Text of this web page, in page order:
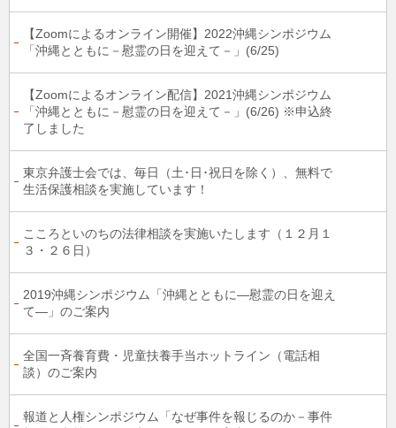
【Zoomによるオンライン開催】2022沖縄シンポジウム
「沖縄とともに－慰霊の日を迎えて－」(6/25)
【Zoomによるオンライン配信】2021沖縄シンポジウム
「沖縄とともに－慰霊の日を迎えて－」(6/26) ※申込終
了しました
東京弁護士会では、毎日（土･日･祝日を除く）、無料で
生活保護相談を実施しています！
こころといのちの法律相談を実施いたします（１２月１
３・２６日）
2019沖縄シンポジウム「沖縄とともに―慰霊の日を迎え
て―」のご案内
全国一斉養育費・児童扶養手当ホットライン（電話相
談）のご案内
報道と人権シンポジウム「なぜ事件を報じるのか－事件